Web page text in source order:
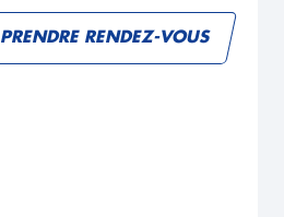
PRENDRE RENDEZ-VOUS